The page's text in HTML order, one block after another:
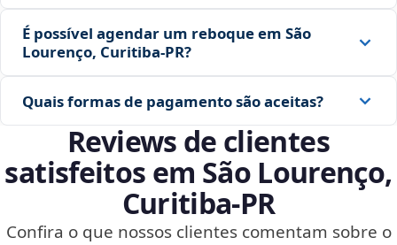
É possível agendar um reboque em São
Lourenço, Curitiba‑PR?
Quais formas de pagamento são aceitas?
Reviews de clientes
satisfeitos em São Lourenço,
Curitiba‑PR
Confira o que nossos clientes comentam sobre o